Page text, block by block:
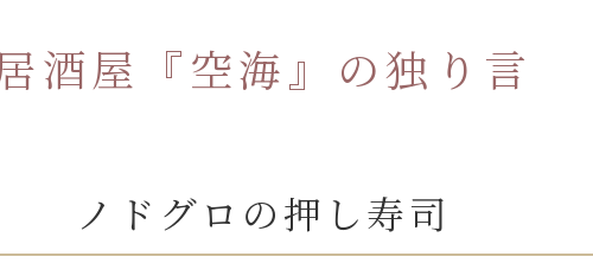
酒屋『空海』の独り言
ノドグロの押し寿司